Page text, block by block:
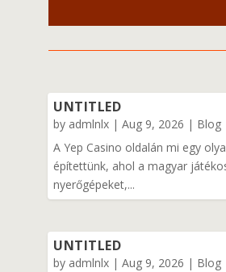
UNTITLED
by admlnlx |Aug 9, 2026 | Blog
A Yep Casino oldalán mi egy
építettünk, ahol a magyar
nyerőgépeket,...
UNTITLED
by admlnlx |Aug 9, 2026 | Blog